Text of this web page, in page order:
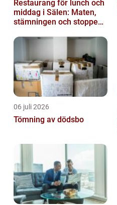
Restaurang för lunch och
middag i Sälen: Maten,
stämningen och stoppen
06 juli 2026
Tömning av dödsbo